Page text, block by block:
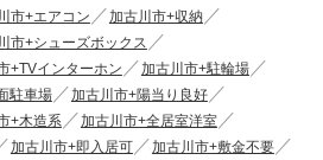
市+エアコン
加古川市+収納
市+シューズボックス
+TVインターホン
加古川市+駐輪場
駐車場
加古川市+陽当り良好
+木造系
加古川市+全居室洋室
加古川市+即入居可
加古川市+敷金不要